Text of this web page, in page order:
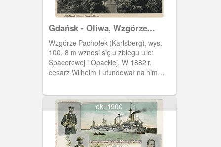
Gdańsk - Oliwa, Wzgórze
Pachołek (Karlsberg)
Wzgórze Pachołek (Karlsberg), wys.
100, 8 m wznosi się u zbiegu ulic:
Spacerowej i Opackiej. W 1882 r.
cesarz Wilhelm I ufundował na nim
widokowego. Wieża ta została
wysadzona przez wojska niemieckie 23
III 1945 r. W 1975 r. ustawiono w jej
miejsce wieżę z żeliwnej konstrukcji
(zmodernizowana w 2009 r.).
ok. 1900